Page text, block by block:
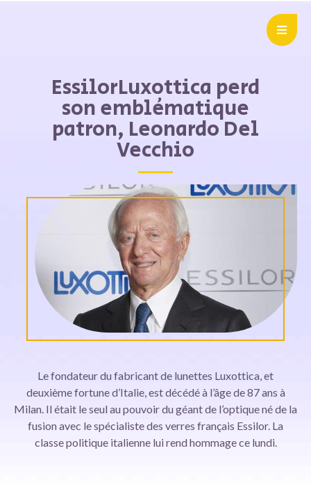
EssilorLuxottica perd
son emblématique
patron, Leonardo Del
Vecchio
Le fondateur du fabricant de lunettes Luxottica, et
deuxième fortune d’Italie, est décédé à l’âge de 87 ans à
Milan. Il était le seul au pouvoir du géant de l’optique né de la
fusion avec le spécialiste des verres français Essilor. La
classe politique italienne lui rend hommage ce lundi.